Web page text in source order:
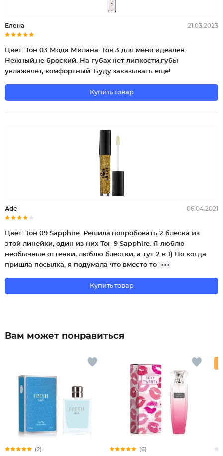
Елена 21.03.2023
Цвет: Тон 03 Мода Милана. Тон 3 для меня идеален.
Нежный,не броский. На губах нет липкости,губы
увлажняет, комфортный. Буду заказывать еще!
Купить товар
Аde 06.04.2021
Цвет: Тон 09 Sapphire. Решила попробовать 2 блеска из
этой линейки, один из них Тон 9 Sapphire. Я люблю
необычные оттенки, люблю блестки, а тут 2 в 1) Но когда
пришла посылка, я подумала что вместо то
Купить товар
Вам может понравиться
(2) (6)